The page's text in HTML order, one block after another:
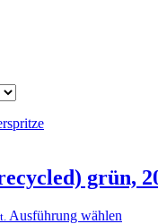
grün,
Ausführung wählen